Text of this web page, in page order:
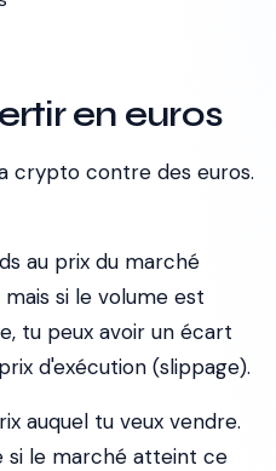
en euros
crypto contre des euros.
au prix du marché
si le volume est
tu peux avoir un écart
d'exécution (slippage).
auquel tu veux vendre.
si le marché atteint ce